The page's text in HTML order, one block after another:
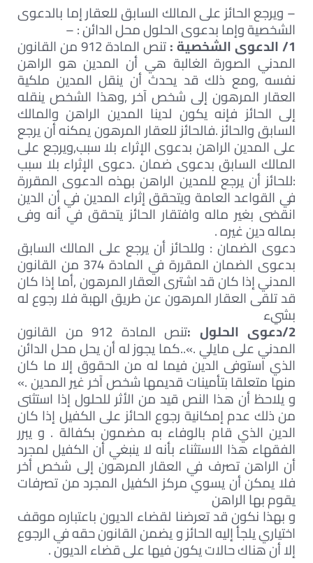
– ويرجع الحائز على المالك السابق للعقار إما بالدعوى
الشخصية وإما بدعوى الحلول محل الدائن : –
1/ الدعوى الشخصية : تنص المادة 912 من القانون
المدني الصورة الغالبة هي أن المدين هو الراهن
نفسه ,ومع ذلك قد يحدث أن ينقل المدين ملكية
العقار المرهون إلى شخص آخر ,وهذا الشخص ينقله
إلى الحائز فإنه يكون لدينا المدين الراهن والمالك
السابق والحائز .فالحائز للعقار المرهون يمكنه أن يرجع
على المدين الراهن بدعوى الإثراء بلا سبب,ويرجع على
المالك السابق بدعوى ضمان .دعوى الإثراء بلا سبب
:للحائز أن يرجع للمدين الراهن بهذه الدعوى المقررة
في القواعد العامة ويتحقق إثراء المدين في أن الدين
انقضى بغير ماله وافتقار الحائز يتحقق في أنه وفى
بماله دين غيره .
دعوى الضمان : وللحائز أن يرجع على المالك السابق
بدعوى الضمان المقررة في المادة 374 من القانون
المدني إذا كان قد اشترى العقار المرهون ,أما إذا كان
قد تلقى العقار المرهون عن طريق الهبة فلا رجوع له
بشيء
2/دعوى الحلول : تنص المادة 912 من القانون
المدني على مايلي .»..كما يجوز له أن يحل محل الدائن
الذي استوفى الدين فيما له من الحقوق إلا ما كان
منها متعلقا بتأمينات قديمها شخص آخر غير المدين .»
و يلاحظ أن هذا النص قيد من الأثر للحلول إذا استثنى
من ذلك عدم إمكانية رجوع الحائز على الكفيل إذا كان
الدين الذي قام بالوفاء به مضمون بكفالة . و يبرر
الفقهاء هذا الاستثناء بأنه لا ينبغي أن الكفيل لمجرد
أن الراهن تصرف في العقار المرهون إلى شخص أخر
فلا يمكن أن يسوي مركز الكفيل المجرد من تصرفات
يقوم بها الراهن
و بهذا نكون قد تعرضنا لقضاء الديون باعتباره موقف
اختياري يلجأ إليه الحائز و يضمن القانون حقه في الرجوع
إلا أن هناك حالات يكون فيها على قضاء الديون .